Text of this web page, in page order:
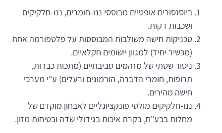
ביוסנסורים אופטיים מבוססי ננו-חומרים, ננו-חלקיקים
ושכבות דקות.
טכניקות חישה משולבות המבוססות על פלטפורמה אחת
(מכשיר יחיד) למגוון יישומים חקלאיים.
ניטור שטתי של מזהמים סביבתיים (מתכות כבדות,
תרופות, חומרי הדברה, הורמונים ורעלים) ע"י מערכי
חישה מהירים.
ננו-חלקיקים מולטי פונקציונליים לאבחון מוקדם של
מחלות בבע"ח, בקרת איכות בגידולי שדה ובטיחות מזון.